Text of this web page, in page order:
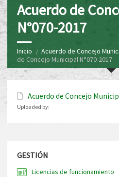
Acuerdo de
N°070-2017
Inicio Acuerdo de Concejo
de Concejo Municipal N°070-2017
Acuerdo de Concejo
Uploaded by:
GESTIÓN
Licencias de funcionamiento